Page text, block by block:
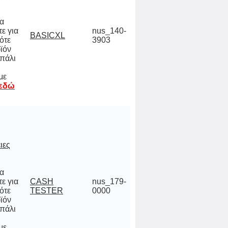
BASICXL
nus_140-
3903
CASH
TESTER
nus_179-
0000